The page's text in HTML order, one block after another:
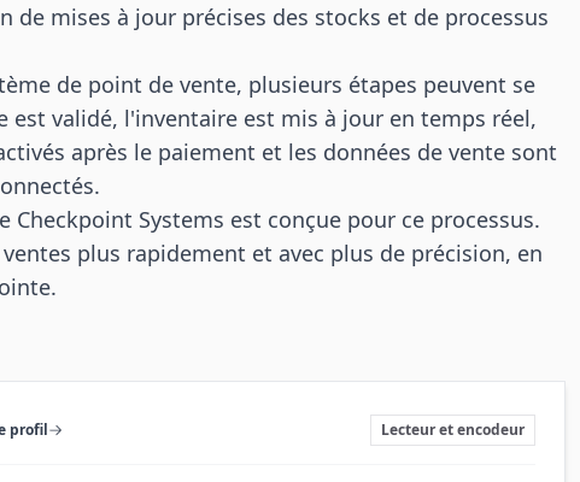
mises à jour précises des stocks et de processus
de point de vente, plusieurs étapes peuvent se
validé, l'inventaire est mis à jour en temps réel,
après le paiement et les données de vente sont
Checkpoint Systems est conçue pour ce processus.
plus rapidement et avec plus de précision, en
profil Lecteur et encodeur